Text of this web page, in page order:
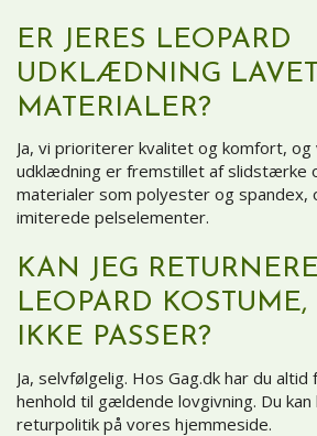
ER JERES LEOPARD
UDKLÆDNING
MATERIALER?
Ja, vi prioriterer kvalitet og komfort,
udklædning er fremstillet af slidstærke
materialer som polyester og spandex,
imiterede pelselementer.
KAN JEG
LEOPARD KOSTUME,
IKKE PASSER?
Ja, selvfølgelig. Hos Gag.dk har du
henhold til gældende lovgivning. Du
returpolitik på vores hjemmeside.